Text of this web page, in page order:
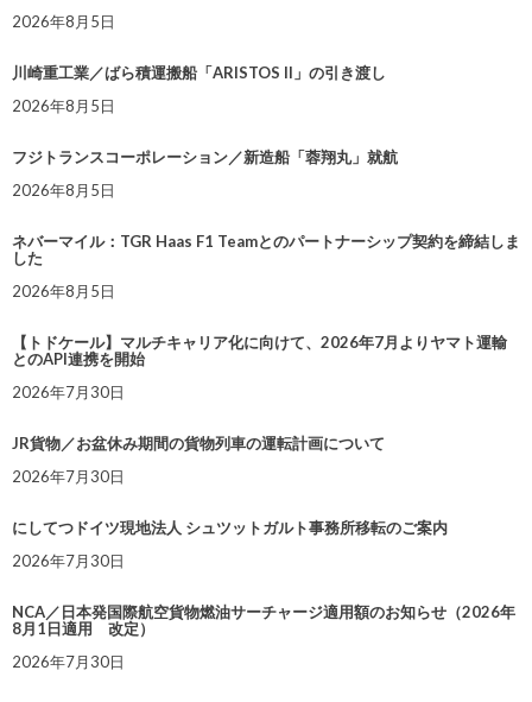
2026年8月5日
川崎重工業／ばら積運搬船「ARISTOS II」の引き渡し
2026年8月5日
フジトランスコーポレーション／新造船「蓉翔丸」就航
2026年8月5日
ネバーマイル：TGR Haas F1 Teamとのパートナーシップ契約を締結しま
した
2026年8月5日
【トドケール】マルチキャリア化に向けて、2026年7月よりヤマト運輸
とのAPI連携を開始
2026年7月30日
JR貨物／お盆休み期間の貨物列車の運転計画について
2026年7月30日
にしてつドイツ現地法人 シュツットガルト事務所移転のご案内
2026年7月30日
NCA／日本発国際航空貨物燃油サーチャージ適用額のお知らせ（2026年
8月1日適用 改定）
2026年7月30日